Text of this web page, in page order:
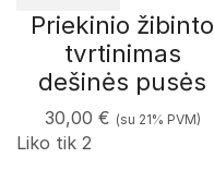
Priekinio žibinto
tvrtinimas
dešinės pusės
30,00 € (su 21% PVM)
Liko tik 2